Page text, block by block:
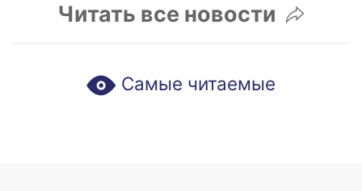
Читать все новости
Самые читаемые